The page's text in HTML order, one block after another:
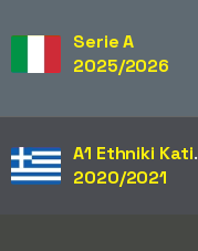
Serie A
2025/2026
A1 Ethniki Katigoria
2020/2021